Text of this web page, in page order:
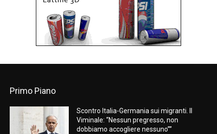
Primo Piano
Scontro Italia-Germania sui migranti. Il
Viminale: “Nessun pregresso, non
dobbiamo accogliere nessuno””